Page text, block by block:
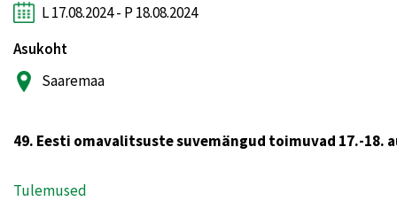
L 17.08.2024 - P 18.08.2024
Asukoht
Saaremaa
49. Eesti omavalitsuste suvemängud toimuvad 17.-18.
Tulemused